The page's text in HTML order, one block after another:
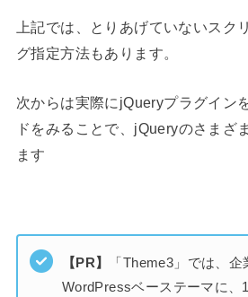
上記では、とりあげていないスク
グ指定方法もあります。
次からは実際にjQueryプラグイン
ドをみることで、jQueryのさまざ
ます
【PR】
「Theme3」では、
WordPressベーステーマに、